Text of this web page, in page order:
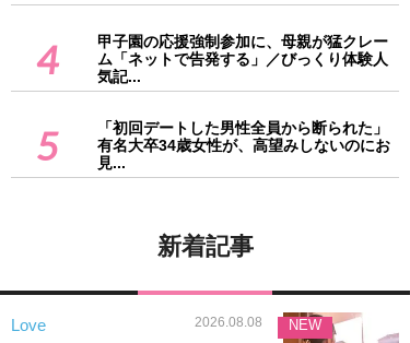
4
甲子園の応援強制参加に、母親が猛クレー
ム「ネットで告発する」／びっくり体験人
気記...
5
「初回デートした男性全員から断られた」
有名大卒34歳女性が、高望みしないのにお
見...
新着記事
Love 2026.08.08 NEW